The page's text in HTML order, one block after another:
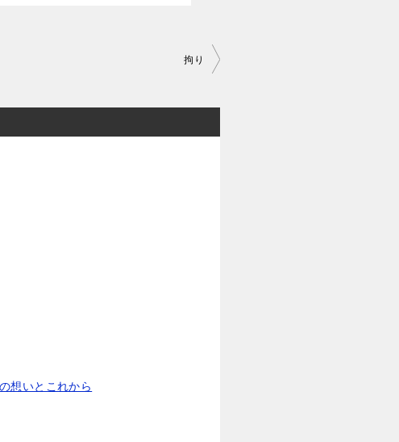
拘り
想いとこれから